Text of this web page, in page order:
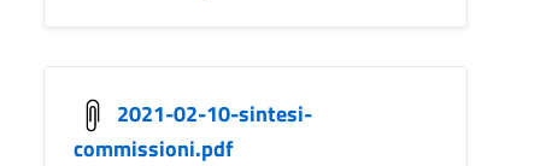
2021-02-10-sintesi-
commissioni.pdf